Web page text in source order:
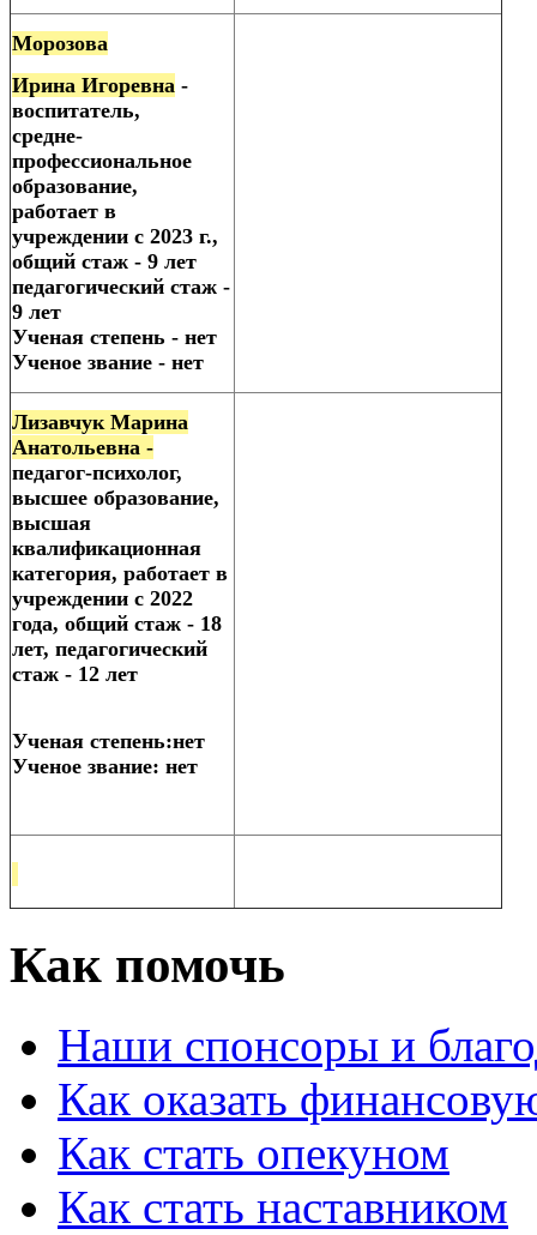
Морозова
Ирина Игоревна -
воспитатель,
средне-
профессиональное
образование,
работает в
учреждении с 2023 г.,
общий стаж - 9 лет
педагогический стаж -
9 лет
Ученая степень - нет
Ученое звание - нет
Лизавчук Марина
Анатольевна -
педагог-психолог,
высшее образование,
высшая
квалификационная
категория, работает в
учреждении с 2022
года, общий стаж - 18
лет, педагогический
стаж - 12 лет
Ученая степень:нет
Ученое звание: нет
Как помочь
Наши спонсоры и
Как оказать
Как стать опекуном
Как стать наставником